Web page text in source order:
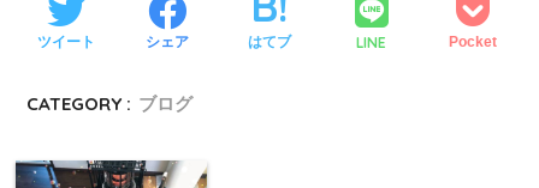
ツイート シェア はてブ LINE Pocket
CATEGORY : ブログ